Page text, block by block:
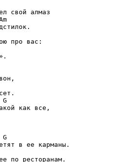
про вас:
в ее карманы.